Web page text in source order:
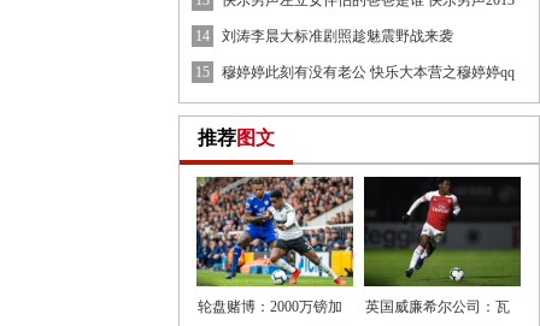
左
14 刘涛李晨大标准剧照趁魅震野战来袭
15 穆婷婷此刻有没有老公 快乐大本营之穆婷婷qq
号
推荐图文
轮盘赌博：2000万镑加
英国威廉希尔公司：瓦